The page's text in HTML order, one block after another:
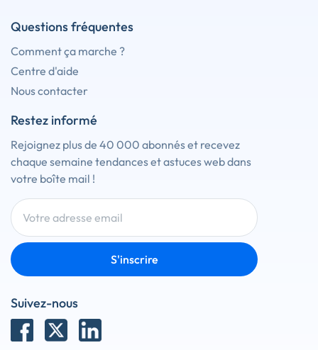
Questions fréquentes
Comment ça marche ?
Centre d'aide
Nous contacter
Restez informé
Rejoignez plus de 40 000 abonnés et recevez
chaque semaine tendances et astuces web dans
votre boîte mail !
S'inscrire
Suivez-nous